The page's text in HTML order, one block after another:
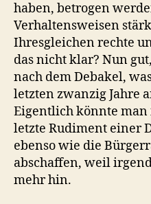
haben, betrogen
Verhaltensweisen
Ihresgleichen rechte
das nicht klar? Nun
nach dem Debakel,
letzten zwanzig Jahre
Eigentlich könnte man
letzte Rudiment einer
ebenso wie die
abschaffen, weil
mehr hin.